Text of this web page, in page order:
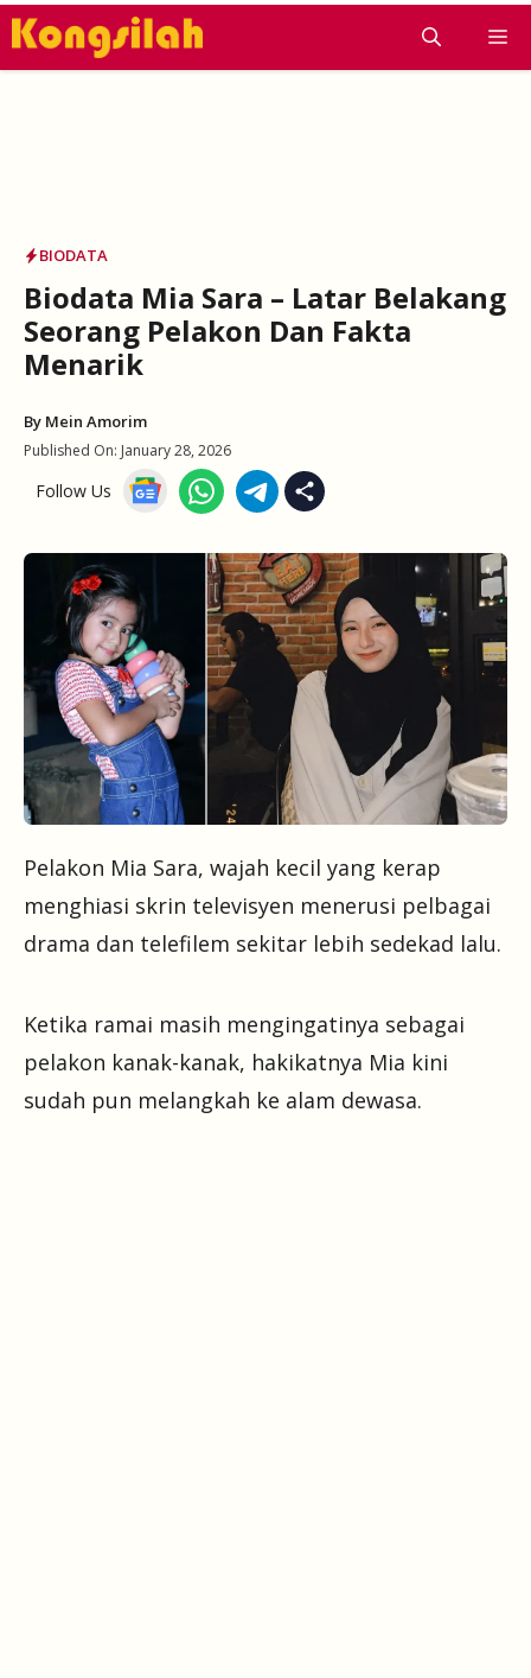
Skip
BIODATA
Biodata Mia Sara – Latar Belakang
Seorang Pelakon Dan Fakta
Menarik
By Mein Amorim
Published On: January 28, 2026
Follow Us
Pelakon Mia Sara, wajah kecil yang kerap
menghiasi skrin televisyen menerusi pelbagai
drama dan telefilem sekitar lebih sedekad lalu.
Ketika ramai masih mengingatinya sebagai
pelakon kanak-kanak, hakikatnya Mia kini
sudah pun melangkah ke alam dewasa.